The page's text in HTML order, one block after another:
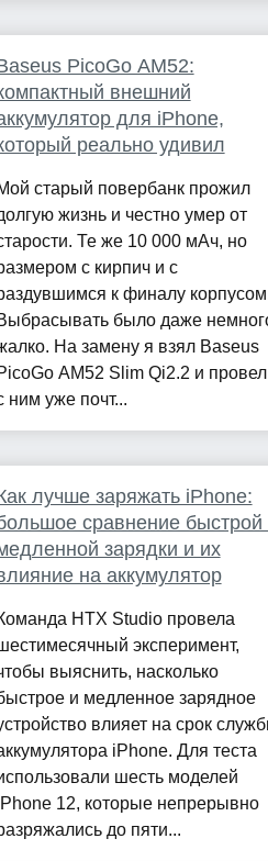
PicoGo AM52:
внешний
для iPhone,
реально удивил
старый повербанк прожил
жизнь и честно умер от
Те же 10 000 мАч, но
с кирпич и с
к финалу
было даже
На замену я взял Baseus
AM52 Slim Qi2.2 и провел
ним уже почт...
лучше заряжать iPhone:
сравнение быстрой
зарядки и их
на аккумулятор
HTX Studio провела
эксперимент,
выяснить, насколько
и медленное зарядное
влияет на срок
iPhone. Для теста
шесть моделей
12, которые непрерывно
до пяти...